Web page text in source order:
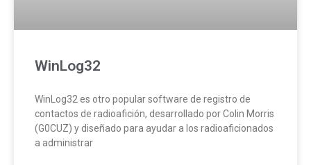
WinLog32
WinLog32 es otro popular software de registro de
contactos de radioafición, desarrollado por Colin Morris
(G0CUZ) y diseñado para ayudar a los radioaficionados
a administrar